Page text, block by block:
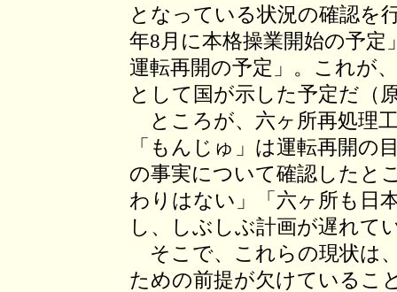
となっている状況の確認を
年8月に本格操業開始の予
運転再開の予定」。これが
として国が示した予定だ（
ところが、六ヶ所再処理
「もんじゅ」は運転再開の
の事実について確認したと
わりはない」「六ヶ所も日
し、しぶしぶ計画が遅れて
そこで、これらの現状は
ための前提が欠けているこ